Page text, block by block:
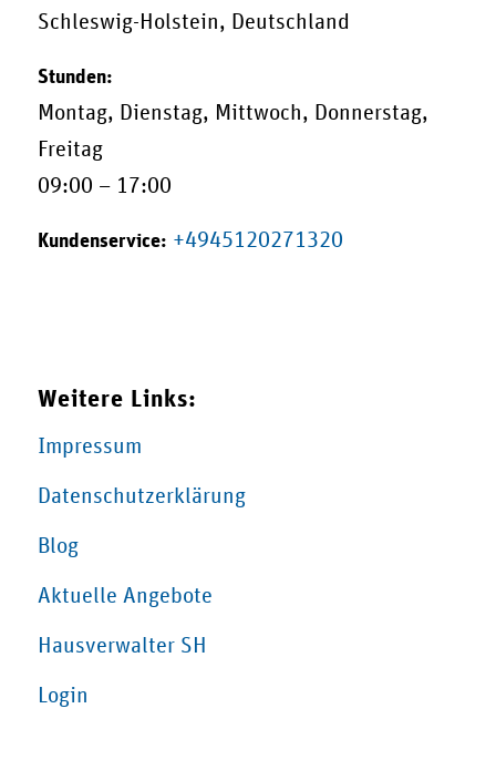
Schleswig-Holstein, Deutschland
Stunden:
Montag, Dienstag, Mittwoch, Donnerstag,
Freitag
09:00 – 17:00
Kundenservice: +4945120271320
Weitere Links:
Impressum
Datenschutzerklärung
Blog
Aktuelle Angebote
Hausverwalter SH
Login